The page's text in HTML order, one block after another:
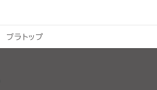
ブラトップ